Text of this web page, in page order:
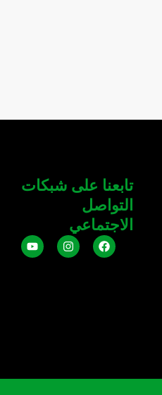
تابعنا على شبكات
التواصل
الاجتماعي
F
a
I
n
Y
o